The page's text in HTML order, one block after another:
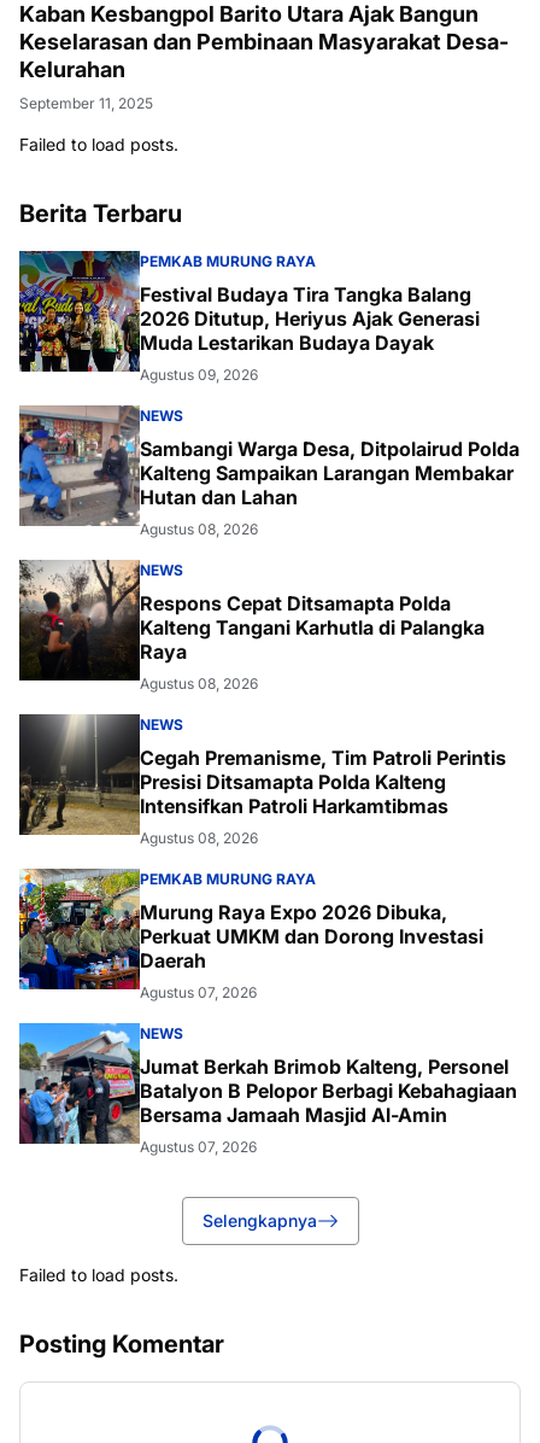
Kaban Kesbangpol Barito Utara Ajak Bangun
Keselarasan dan Pembinaan Masyarakat Desa-
Kelurahan
September 11, 2025
Failed to load posts.
Berita Terbaru
PEMKAB MURUNG RAYA
Festival Budaya Tira Tangka Balang
2026 Ditutup, Heriyus Ajak Generasi
Muda Lestarikan Budaya Dayak
Agustus 09, 2026
NEWS
Sambangi Warga Desa, Ditpolairud Polda
Kalteng Sampaikan Larangan Membakar
Hutan dan Lahan
Agustus 08, 2026
NEWS
Respons Cepat Ditsamapta Polda
Kalteng Tangani Karhutla di Palangka
Raya
Agustus 08, 2026
NEWS
Cegah Premanisme, Tim Patroli Perintis
Presisi Ditsamapta Polda Kalteng
Intensifkan Patroli Harkamtibmas
Agustus 08, 2026
PEMKAB MURUNG RAYA
Murung Raya Expo 2026 Dibuka,
Perkuat UMKM dan Dorong Investasi
Daerah
Agustus 07, 2026
NEWS
Jumat Berkah Brimob Kalteng, Personel
Batalyon B Pelopor Berbagi Kebahagiaan
Bersama Jamaah Masjid Al-Amin
Agustus 07, 2026
Selengkapnya
Failed to load posts.
Posting Komentar